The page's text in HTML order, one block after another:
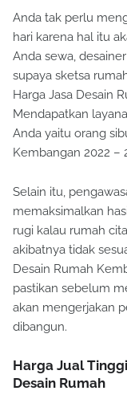
Anda tak perlu
hari karena hal itu
Anda sewa,
supaya sketsa
Harga Jasa Desain
Mendapatkan
Anda yaitu orang
Selain itu,
memaksimalkan
rugi kalau rumah
akibatnya tidak
Desain Rumah
pastikan sebelum
akan mengerjakan
Harga Jual